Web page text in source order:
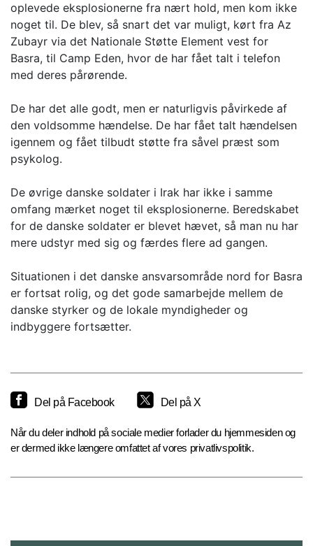
oplevede eksplosionerne fra nært hold, men kom ikke
noget til. De blev, så snart det var muligt, kørt fra Az
Zubayr via det Nationale Støtte Element vest for
Basra, til Camp Eden, hvor de har fået talt i telefon
med deres pårørende.
De har det alle godt, men er naturligvis påvirkede af
den voldsomme hændelse. De har fået talt hændelsen
igennem og fået tilbudt støtte fra såvel præst som
psykolog.
De øvrige danske soldater i Irak har ikke i samme
omfang mærket noget til eksplosionerne. Beredskabet
for de danske soldater er blevet hævet, så man nu har
mere udstyr med sig og færdes flere ad gangen.
Situationen i det danske ansvarsområde nord for Basra
er fortsat rolig, og det gode samarbejde mellem de
danske styrker og de lokale myndigheder og
indbyggere fortsætter.
Del på Facebook Del på X
Når du deler indhold på sociale medier forlader du hjemmesiden og
er dermed ikke længere omfattet af vores privatlivspolitik.